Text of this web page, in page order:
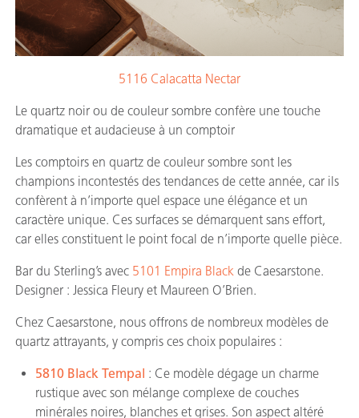
5116 Calacatta Nectar
Le quartz noir ou de couleur sombre confère une touche
dramatique et audacieuse à un comptoir
Les comptoirs en quartz de couleur sombre sont les
champions incontestés des tendances de cette année, car ils
confèrent à n’importe quel espace une élégance et un
caractère unique. Ces surfaces se démarquent sans effort,
car elles constituent le point focal de n’importe quelle pièce.
Bar du Sterling’s avec 5101 Empira Black de Caesarstone.
Designer : Jessica Fleury et Maureen O’Brien.
Chez Caesarstone, nous offrons de nombreux modèles de
quartz attrayants, y compris ces choix populaires :
5810 Black Tempal : Ce modèle dégage un charme
rustique avec son mélange complexe de couches
minérales noires, blanches et grises. Son aspect altéré